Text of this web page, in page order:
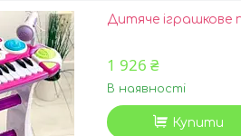
Дитяче іграшкове
1 926 ₴
В наявності
Купити